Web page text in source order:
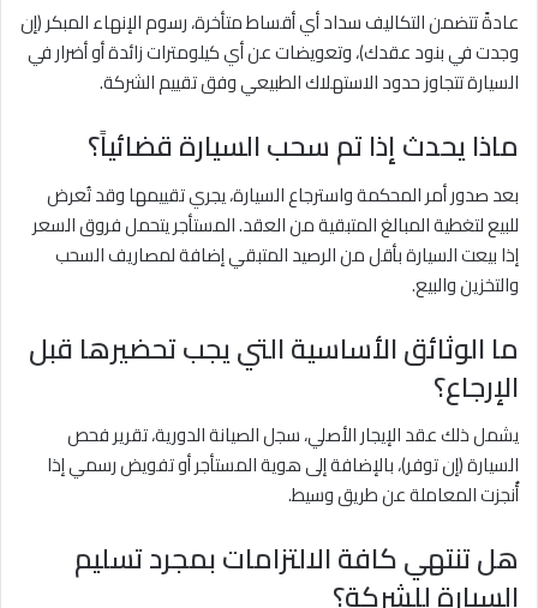
عادةً تتضمن التكاليف سداد أي أقساط متأخرة، رسوم الإنهاء المبكر (إن
وجدت في بنود عقدك)، وتعويضات عن أي كيلومترات زائدة أو أضرار في
السيارة تتجاوز حدود الاستهلاك الطبيعي وفق تقييم الشركة.
ماذا يحدث إذا تم سحب السيارة قضائياً؟
بعد صدور أمر المحكمة واسترجاع السيارة، يجري تقييمها وقد تُعرض
للبيع لتغطية المبالغ المتبقية من العقد. المستأجر يتحمل فروق السعر
إذا بيعت السيارة بأقل من الرصيد المتبقي إضافة لمصاريف السحب
والتخزين والبيع.
ما الوثائق الأساسية التي يجب تحضيرها قبل
الإرجاع؟
يشمل ذلك عقد الإيجار الأصلي، سجل الصيانة الدورية، تقرير فحص
السيارة (إن توفر)، بالإضافة إلى هوية المستأجر أو تفويض رسمي إذا
أُنجزت المعاملة عن طريق وسيط.
هل تنتهي كافة الالتزامات بمجرد تسليم
السيارة للشركة؟